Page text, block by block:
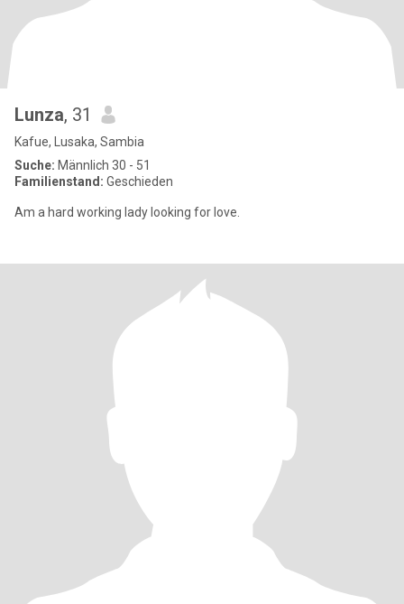
Lunza, 31
Kafue, Lusaka, Sambia
Suche: Männlich 30 - 51
Familienstand: Geschieden
Am a hard working lady looking for love.